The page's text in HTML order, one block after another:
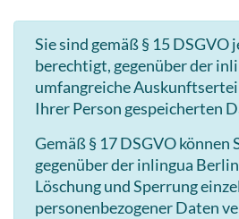
Sie sind gemäß § 15 DSGVO
berechtigt, gegenüber der
umfangreiche
Ihrer Person gespeicherten
Gemäß § 17 DSGVO können
gegenüber der inlingua
Löschung und Sperrung
personenbezogener Daten